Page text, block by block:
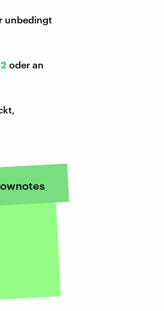
unbedingt
oder an